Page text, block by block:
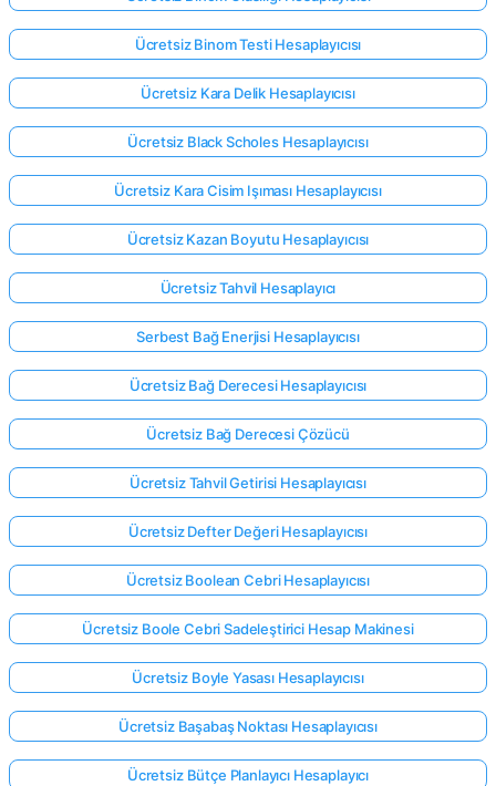
Ücretsiz Binom Testi Hesaplayıcısı
Ücretsiz Kara Delik Hesaplayıcısı
Ücretsiz Black Scholes Hesaplayıcısı
Ücretsiz Kara Cisim Işıması Hesaplayıcısı
Ücretsiz Kazan Boyutu Hesaplayıcısı
Ücretsiz Tahvil Hesaplayıcı
Serbest Bağ Enerjisi Hesaplayıcısı
Ücretsiz Bağ Derecesi Hesaplayıcısı
Ücretsiz Bağ Derecesi Çözücü
Ücretsiz Tahvil Getirisi Hesaplayıcısı
Ücretsiz Defter Değeri Hesaplayıcısı
Ücretsiz Boolean Cebri Hesaplayıcısı
Ücretsiz Boole Cebri Sadeleştirici Hesap Makinesi
Ücretsiz Boyle Yasası Hesaplayıcısı
Ücretsiz Başabaş Noktası Hesaplayıcısı
Ücretsiz Bütçe Planlayıcı Hesaplayıcı